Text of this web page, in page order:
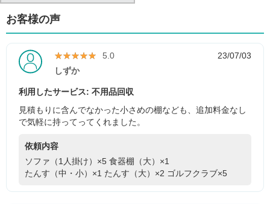
お客様の声
★★★★★
★★★★★ 5.0
23/07/03
しずか
利用したサービス: 不用品回収
見積もりに含んでなかった小さめの棚なども、追加料金なし
で気軽に持ってってくれました。
依頼内容
ソファ（1人掛け）×5 食器棚（大）×1
たんす（中・小）×1 たんす（大）×2 ゴルフクラブ×5